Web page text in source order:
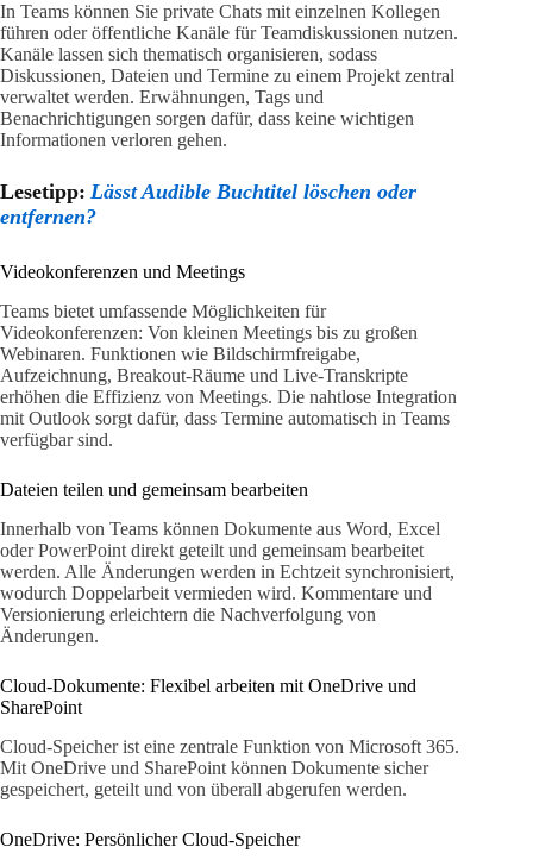
In Teams können Sie private Chats mit einzelnen Kollegen
führen oder öffentliche Kanäle für Teamdiskussionen nutzen.
Kanäle lassen sich thematisch organisieren, sodass
Diskussionen, Dateien und Termine zu einem Projekt zentral
verwaltet werden. Erwähnungen, Tags und
Benachrichtigungen sorgen dafür, dass keine wichtigen
Informationen verloren gehen.
Lesetipp: Lässt Audible Buchtitel löschen oder
entfernen?
Videokonferenzen und Meetings
Teams bietet umfassende Möglichkeiten für
Videokonferenzen: Von kleinen Meetings bis zu großen
Webinaren. Funktionen wie Bildschirmfreigabe,
Aufzeichnung, Breakout-Räume und Live-Transkripte
erhöhen die Effizienz von Meetings. Die nahtlose Integration
mit Outlook sorgt dafür, dass Termine automatisch in Teams
verfügbar sind.
Dateien teilen und gemeinsam bearbeiten
Innerhalb von Teams können Dokumente aus Word, Excel
oder PowerPoint direkt geteilt und gemeinsam bearbeitet
werden. Alle Änderungen werden in Echtzeit synchronisiert,
wodurch Doppelarbeit vermieden wird. Kommentare und
Versionierung erleichtern die Nachverfolgung von
Änderungen.
Cloud-Dokumente: Flexibel arbeiten mit OneDrive und
SharePoint
Cloud-Speicher ist eine zentrale Funktion von Microsoft 365.
Mit OneDrive und SharePoint können Dokumente sicher
gespeichert, geteilt und von überall abgerufen werden.
OneDrive: Persönlicher Cloud-Speicher